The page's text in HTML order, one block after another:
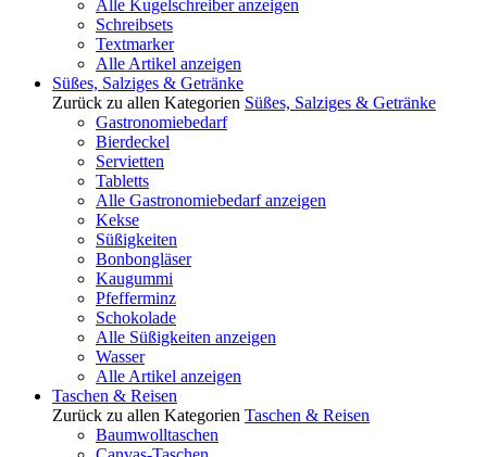
Alle Kugelschreiber anzeigen
Schreibsets
Textmarker
Alle Artikel anzeigen
Süßes, Salziges & Getränke
Zurück zu allen Kategorien Süßes, Salziges & Getränke
Gastronomiebedarf
Bierdeckel
Servietten
Tabletts
Alle Gastronomiebedarf anzeigen
Kekse
Süßigkeiten
Bonbongläser
Kaugummi
Pfefferminz
Schokolade
Alle Süßigkeiten anzeigen
Wasser
Alle Artikel anzeigen
Taschen & Reisen
Zurück zu allen Kategorien Taschen & Reisen
Baumwolltaschen